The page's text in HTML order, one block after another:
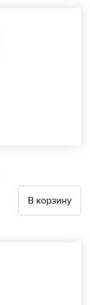
В корзину